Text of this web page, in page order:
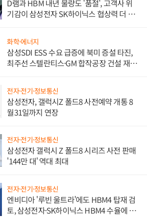
D램과 HBM 내년 물량도 '품절', 고객사 위
기감이 삼성전자 SK하이닉스 협상력 더 키
화학·에너지
삼성SDI ESS 수요 급증에 북미 증설 타진,
최주선 스텔란티스·GM 합작공장 건설 재추
전자·전기·정보통신
삼성전자, 갤럭시Z 폴드8 사전예약 개통 8
월31일까지 연장
전자·전기·정보통신
삼성전자 갤럭시 Z 폴드8 시리즈 사전 판매
'144만 대' 역대 최대
전자·전기·정보통신
엔비디아 '루빈 울트라'에도 HBM4 탑재 검
토, 삼성전자·SK하이닉스 HBM4 수율에 주